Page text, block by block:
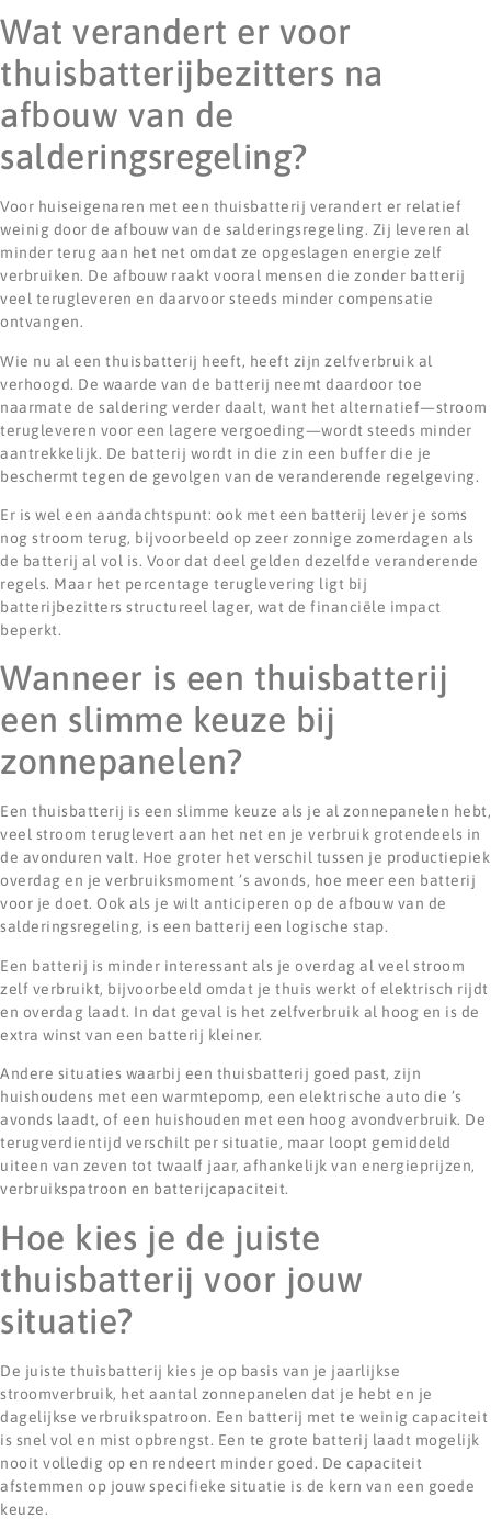
Wat verandert er voor
thuisbatterijbezitters na
afbouw van de
salderingsregeling?
Voor huiseigenaren met een thuisbatterij verandert er relatief
weinig door de afbouw van de salderingsregeling. Zij leveren al
minder terug aan het net omdat ze opgeslagen energie zelf
verbruiken. De afbouw raakt vooral mensen die zonder batterij
veel terugleveren en daarvoor steeds minder compensatie
ontvangen.
Wie nu al een thuisbatterij heeft, heeft zijn zelfverbruik al
verhoogd. De waarde van de batterij neemt daardoor toe
naarmate de saldering verder daalt, want het alternatief—stroom
terugleveren voor een lagere vergoeding—wordt steeds minder
aantrekkelijk. De batterij wordt in die zin een buffer die je
beschermt tegen de gevolgen van de veranderende regelgeving.
Er is wel een aandachtspunt: ook met een batterij lever je soms
nog stroom terug, bijvoorbeeld op zeer zonnige zomerdagen als
de batterij al vol is. Voor dat deel gelden dezelfde veranderende
regels. Maar het percentage teruglevering ligt bij
batterijbezitters structureel lager, wat de financiële impact
beperkt.
Wanneer is een thuisbatterij
een slimme keuze bij
zonnepanelen?
Een thuisbatterij is een slimme keuze als je al zonnepanelen hebt,
veel stroom teruglevert aan het net en je verbruik grotendeels in
de avonduren valt. Hoe groter het verschil tussen je productiepiek
overdag en je verbruiksmoment ’s avonds, hoe meer een batterij
voor je doet. Ook als je wilt anticiperen op de afbouw van de
salderingsregeling, is een batterij een logische stap.
Een batterij is minder interessant als je overdag al veel stroom
zelf verbruikt, bijvoorbeeld omdat je thuis werkt of elektrisch rijdt
en overdag laadt. In dat geval is het zelfverbruik al hoog en is de
extra winst van een batterij kleiner.
Andere situaties waarbij een thuisbatterij goed past, zijn
huishoudens met een warmtepomp, een elektrische auto die ’s
avonds laadt, of een huishouden met een hoog avondverbruik. De
terugverdientijd verschilt per situatie, maar loopt gemiddeld
uiteen van zeven tot twaalf jaar, afhankelijk van energieprijzen,
verbruikspatroon en batterijcapaciteit.
Hoe kies je de juiste
thuisbatterij voor jouw
situatie?
De juiste thuisbatterij kies je op basis van je jaarlijkse
stroomverbruik, het aantal zonnepanelen dat je hebt en je
dagelijkse verbruikspatroon. Een batterij met te weinig capaciteit
is snel vol en mist opbrengst. Een te grote batterij laadt mogelijk
nooit volledig op en rendeert minder goed. De capaciteit
afstemmen op jouw specifieke situatie is de kern van een goede
keuze.